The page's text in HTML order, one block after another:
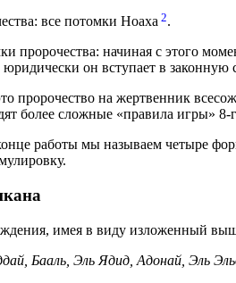
все потомки Ноаха 2.
пророчества: начиная с этого
юридически он вступает в законную
пророчество на жертвенник
более сложные «правила игры»
работы мы называем четыре
имея в виду изложенный
Бааль, Эль Ядид, Адонай, Эль